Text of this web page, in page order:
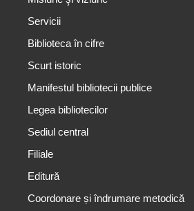
Servicii
Biblioteca în cifre
Scurt istoric
Manifestul bibliotecii publice
Legea bibliotecilor
Sediul central
Filiale
Editură
Coordonare și îndrumare metodică